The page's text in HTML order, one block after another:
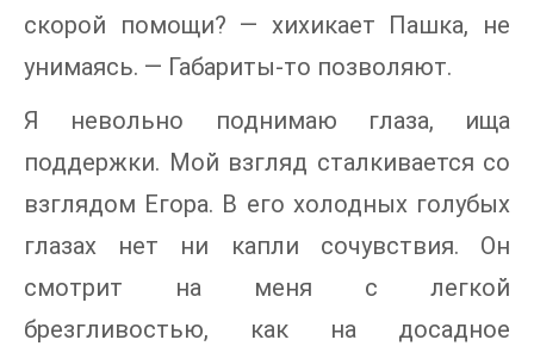
скорой помощи? — хихикает Пашка, не
унимаясь. — Габариты-то позволяют.
Я невольно поднимаю глаза, ища
поддержки. Мой взгляд сталкивается со
взглядом Егора. В его холодных голубых
глазах нет ни капли сочувствия. Он
смотрит на меня с легкой
брезгливостью, как на досадное